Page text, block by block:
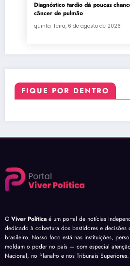
Diagnóstico tardio dá poucas
câncer de pulmão
quinta-feira, 6 de agosto de 2026
FIQUE POR DENTRO
O Viver Política é um portal de notícias
dedicado à cobertura dos bastidores e
brasileiro. Nosso foco está nas instituições,
moldam o poder no país — com especial
Nacional, no Planalto e nos Tribunais Superiores.